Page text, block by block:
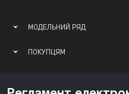
МОДЕЛЬНИЙ РЯД
ПОКУПЦЯМ